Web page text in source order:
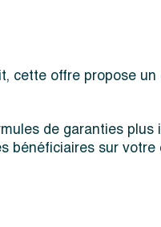
cette offre propose
de garanties
bénéficiaires sur votre